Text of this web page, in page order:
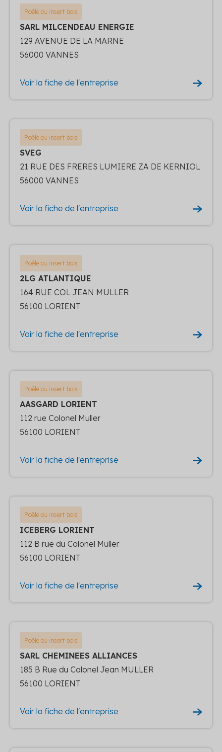
Poêle ou insert bois
SARL MILCENDEAU ENERGIE
129 AVENUE DE LA MARNE
56000 VANNES
Voir la fiche de l'entreprise
Poêle ou insert bois
SVEG
21 RUE DES FRERES LUMIERE ZA DE KERNIOL
56000 VANNES
Voir la fiche de l'entreprise
Poêle ou insert bois
2LG ATLANTIQUE
164 RUE COL JEAN MULLER
56100 LORIENT
Voir la fiche de l'entreprise
Poêle ou insert bois
AASGARD LORIENT
112 rue Colonel Muller
56100 LORIENT
Voir la fiche de l'entreprise
Poêle ou insert bois
ICEBERG LORIENT
112 B rue du Colonel Muller
56100 LORIENT
Voir la fiche de l'entreprise
Poêle ou insert bois
SARL CHEMINEES ALLIANCES
185 B Rue du Colonel Jean MULLER
56100 LORIENT
Voir la fiche de l'entreprise